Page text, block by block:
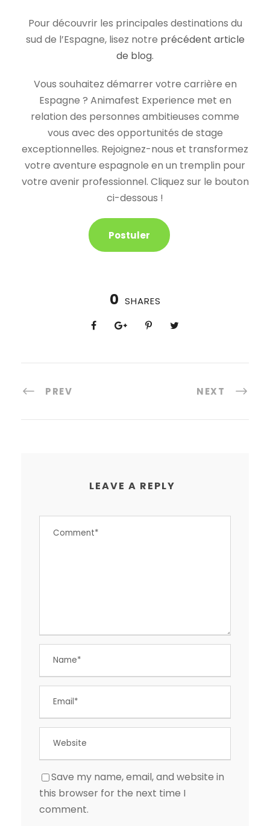
Pour découvrir les principales destinations du
sud de l’Espagne, lisez notre précédent article
de blog.
Vous souhaitez démarrer votre carrière en
Espagne ? Animafest Experience met en
relation des personnes ambitieuses comme
vous avec des opportunités de stage
exceptionnelles. Rejoignez-nous et transformez
votre aventure espagnole en un tremplin pour
votre avenir professionnel. Cliquez sur le bouton
ci-dessous !
Postuler
0 SHARES
PREV NEXT
LEAVE A REPLY
Save my name, email, and website in
this browser for the next time I
comment.